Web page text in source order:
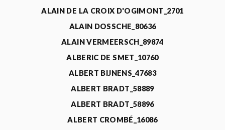
ALAIN DE LA CROIX D'OGIMONT_2701
ALAIN DOSSCHE_80636
ALAIN VERMEERSCH_89874
ALBERIC DE SMET_10760
ALBERT BIJNENS_47683
ALBERT BRADT_58889
ALBERT BRADT_58896
ALBERT CROMBÉ_16086